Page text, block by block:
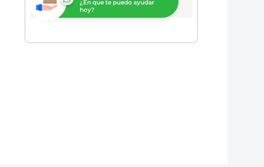
¿En que te puedo ayudar
hoy?